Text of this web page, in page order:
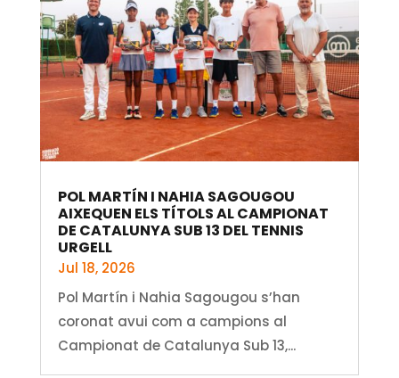
POL MARTÍN I NAHIA SAGOUGOU
AIXEQUEN ELS TÍTOLS AL CAMPIONAT
DE CATALUNYA SUB 13 DEL TENNIS
URGELL
Jul 18, 2026
Pol Martín i Nahia Sagougou s’han
coronat avui com a campions al
Campionat de Catalunya Sub 13,...